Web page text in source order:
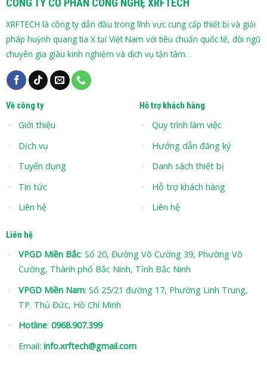
CÔNG TY CỔ PHẦN CÔNG NGHỆ XRFTECH
XRFTECH là công ty dẫn đầu trong lĩnh vực cung cấp thiết bị và giải
pháp huỳnh quang tia X tại Việt Nam với tiêu chuẩn quốc tế, đội ngũ
chuyên gia giàu kinh nghiệm và dịch vụ tận tâm. .
Về công ty
Giới thiệu
Dịch vụ
Tuyển dụng
Tin tức
Liên hệ
Hỗ trợ khách hàng
Quy trình làm việc
Hướng dẫn đăng ký
Danh sách thiết bị
Hỗ trợ khách hàng
Liên hệ
Liên hệ
VPGD Miền Bắc: Số 20, Đường Võ Cường 39, Phường Võ
Cường, Thành phố Bắc Ninh, Tỉnh Bắc Ninh
VPGD Miền Nam: Số 25/21 đường 17, Phường Linh Trung,
TP. Thủ Đức, Hồ Chí Minh
Hotline: 0968.907.399
Email: info.xrftech@gmail.com